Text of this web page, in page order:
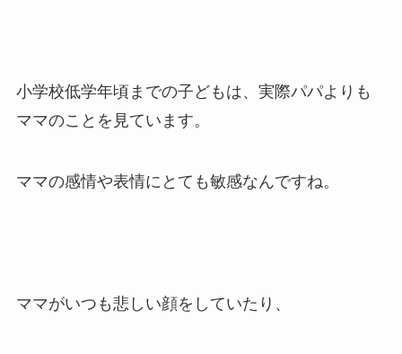
小学校低学年頃までの子どもは、実際パパよりも
ママのことを見ています。
ママの感情や表情にとても敏感なんですね。
ママがいつも悲しい顔をしていたり、